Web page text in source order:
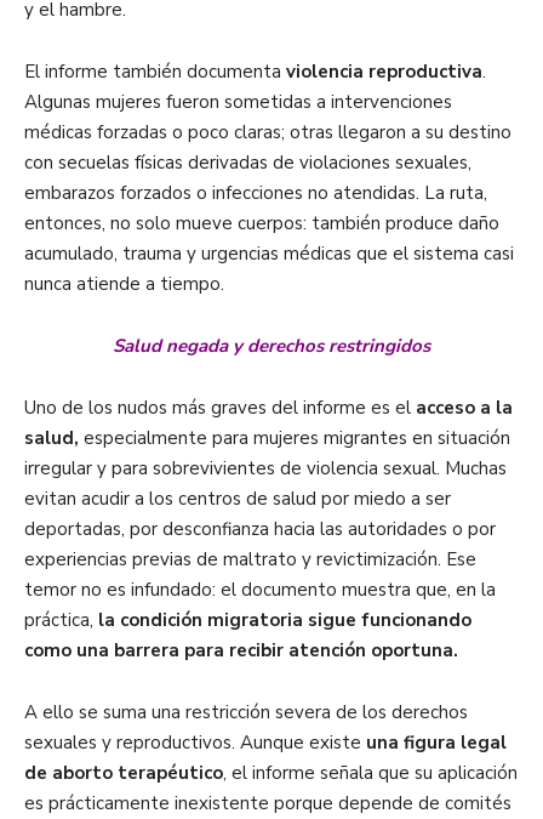
y el hambre.
El informe también documenta violencia reproductiva.
Algunas mujeres fueron sometidas a intervenciones
médicas forzadas o poco claras; otras llegaron a su destino
con secuelas físicas derivadas de violaciones sexuales,
embarazos forzados o infecciones no atendidas. La ruta,
entonces, no solo mueve cuerpos: también produce daño
acumulado, trauma y urgencias médicas que el sistema casi
nunca atiende a tiempo.
Salud negada y derechos restringidos
Uno de los nudos más graves del informe es el acceso a la
salud, especialmente para mujeres migrantes en situación
irregular y para sobrevivientes de violencia sexual. Muchas
evitan acudir a los centros de salud por miedo a ser
deportadas, por desconfianza hacia las autoridades o por
experiencias previas de maltrato y revictimización. Ese
temor no es infundado: el documento muestra que, en la
práctica, la condición migratoria sigue funcionando
como una barrera para recibir atención oportuna.
A ello se suma una restricción severa de los derechos
sexuales y reproductivos. Aunque existe una figura legal
de aborto terapéutico, el informe señala que su aplicación
es prácticamente inexistente porque depende de comités